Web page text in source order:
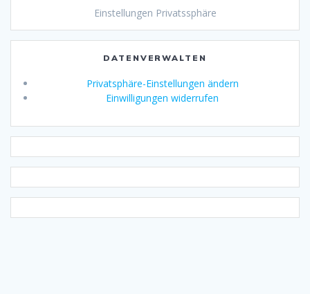
Einstellungen Privatssphäre
DATENVERWALTEN
Privatsphäre-Einstellungen ändern
Einwilligungen widerrufen